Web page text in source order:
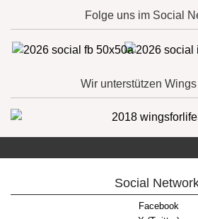
Folge uns im Social
Wir unterstützen
Social
Facebook